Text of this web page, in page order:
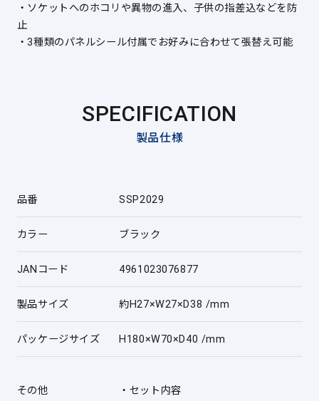
・ソケットへのホコリや異物の進入、子供の指差込などを防
止
・3種類のパネルシール付属でお好みに合わせて張替え可能
SPECIFICATION
製品仕様
品番 SSP2029
カラー ブラック
JANコード 4961023076877
製品サイズ 約H27×W27×D38 /mm
パッケージサイズ H180×W70×D40 /mm
その他
・セット内容